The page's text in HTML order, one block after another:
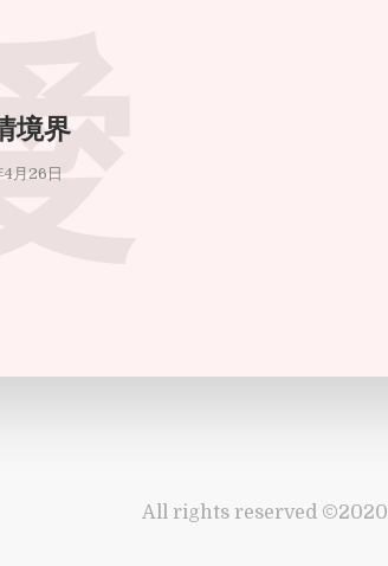
境界
月26日
All rights reserved ©2020